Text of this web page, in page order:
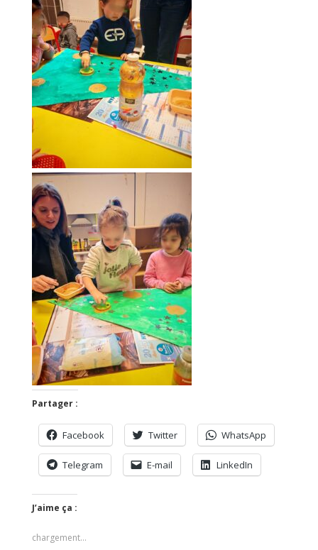
Partager :
Facebook Twitter WhatsApp
Telegram E-mail LinkedIn
J’aime ça :
chargement…